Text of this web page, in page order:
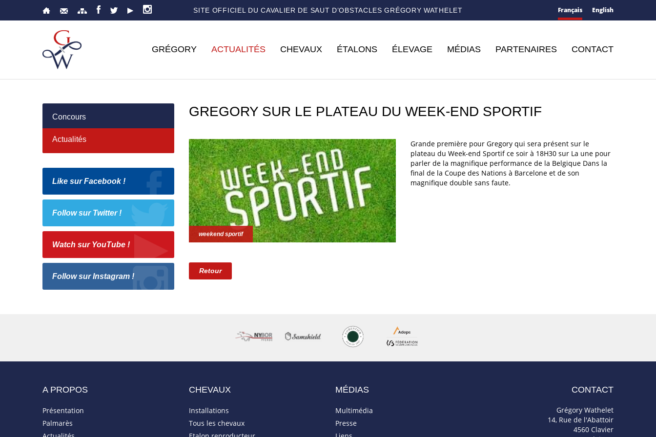
SITE OFFICIEL DU CAVALIER DE SAUT D’OBSTACLES GRÉGORY WATHELET Français English
GRÉGORY ACTUALITÉS CHEVAUX ÉTALONS ÉLEVAGE MÉDIAS PARTENAIRES CONTACT
Concours
Actualités
Like sur Facebook !
Follow sur Twitter !
Watch sur YouTube !
Follow sur Instagram !
GREGORY SUR LE PLATEAU DU WEEK-END SPORTIF
weekend sportif
Grande première pour Gregory qui sera présent sur le
plateau du Week-end Sportif ce soir à 18H30 sur La une pour
parler de la magnifique performance de la Belgique Dans la
final de la Coupe des Nations à Barcelone et de son
magnifique double sans faute.
Retour
A PROPOS
Présentation
Palmarès
CHEVAUX
Installations
Tous les chevaux
MÉDIAS
Multimédia
Presse
CONTACT
Grégory Wathelet
14, Rue de l'Abattoir
4560 Clavier